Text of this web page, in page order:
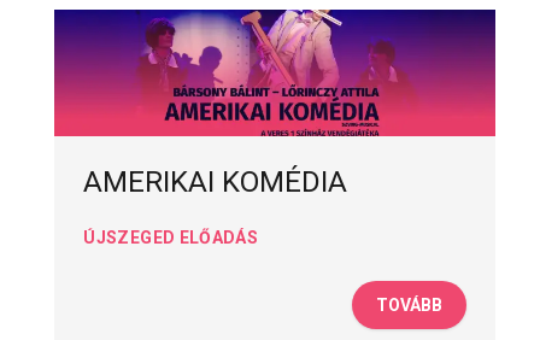
AMERIKAI KOMÉDIA
ÚJSZEGED ELŐADÁS
TOVÁBB